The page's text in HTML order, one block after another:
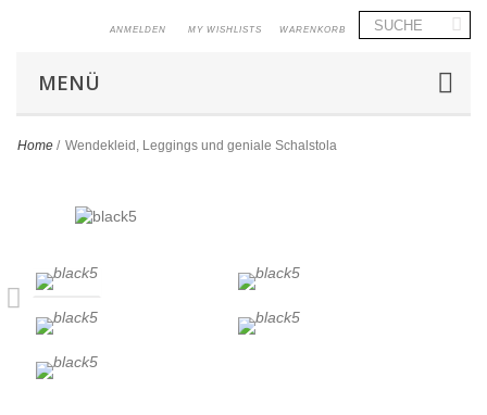
WARENKORB
MY WISHLISTS
ANMELDEN
MENÜ
Home / Wendekleid, Leggings und geniale Schalstola